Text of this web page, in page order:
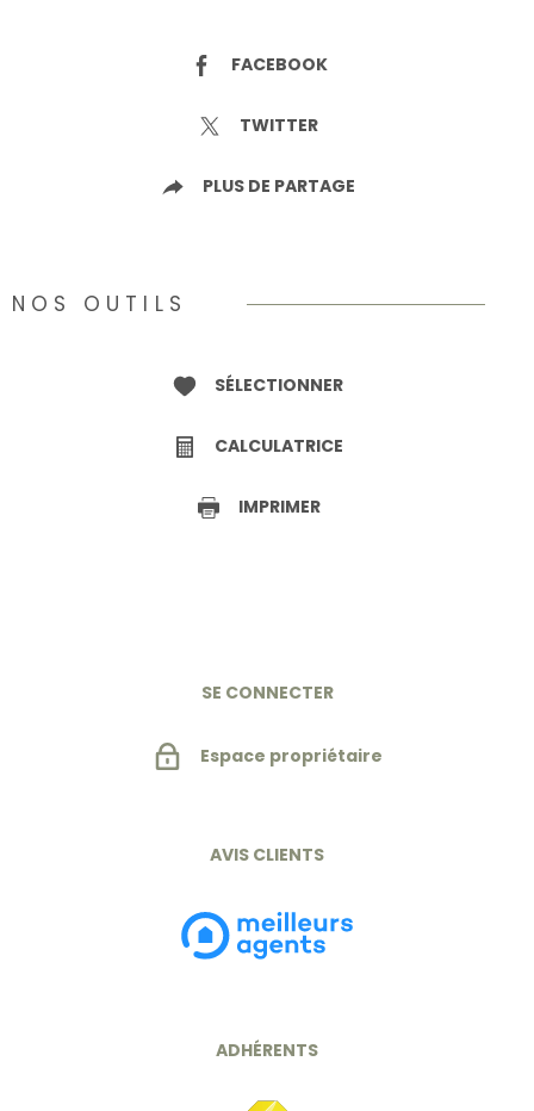
FACEBOOK
TWITTER
PLUS DE PARTAGE
NOS OUTILS
SÉLECTIONNER
CALCULATRICE
IMPRIMER
SE CONNECTER
Espace propriétaire
AVIS CLIENTS
ADHÉRENTS